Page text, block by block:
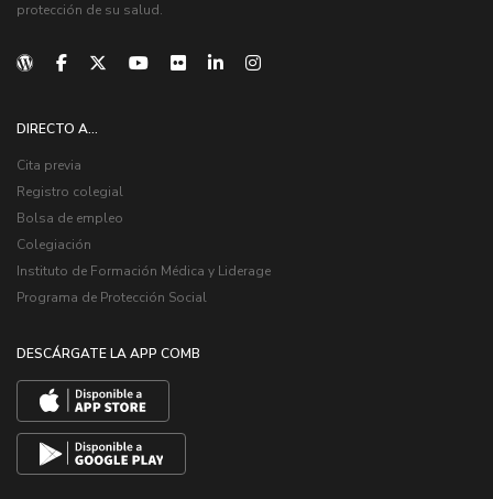
protección de su salud.
DIRECTO A...
Cita previa
Registro colegial
Bolsa de empleo
Colegiación
Instituto de Formación Médica y Liderage
Programa de Protección Social
DESCÁRGATE LA APP COMB